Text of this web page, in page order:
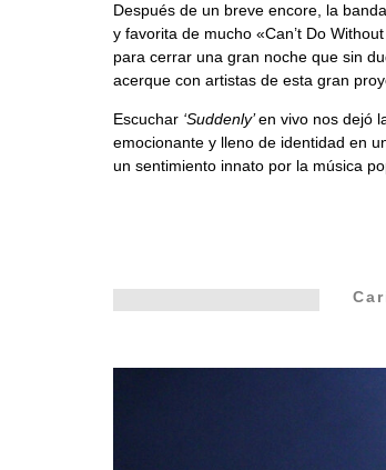
Después de un breve encore, la
y favorita de mucho «Can’t Do
para cerrar una gran noche que sin
acerque con artistas de esta gran
Escuchar ‘Suddenly’en vivo nos dejó
emocionante y lleno de identidad en
un sentimiento innato por la música